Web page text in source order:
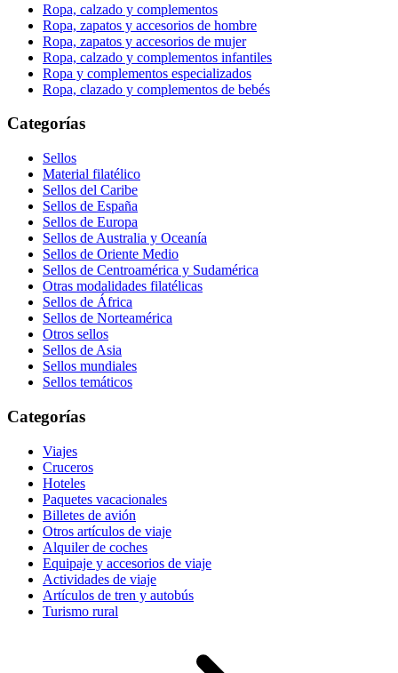
Ropa, calzado y complementos
Ropa, zapatos y accesorios de hombre
Ropa, zapatos y accesorios de mujer
Ropa, calzado y complementos infantiles
Ropa y complementos especializados
Ropa, clazado y complementos de bebés
Categorías
Sellos
Material filatélico
Sellos del Caribe
Sellos de España
Sellos de Europa
Sellos de Australia y Oceanía
Sellos de Oriente Medio
Sellos de Centroamérica y Sudamérica
Otras modalidades filatélicas
Sellos de África
Sellos de Norteamérica
Otros sellos
Sellos de Asia
Sellos mundiales
Sellos temáticos
Categorías
Viajes
Cruceros
Hoteles
Paquetes vacacionales
Billetes de avión
Otros artículos de viaje
Alquiler de coches
Equipaje y accesorios de viaje
Actividades de viaje
Artículos de tren y autobús
Turismo rural